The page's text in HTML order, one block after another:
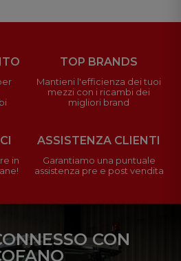
TOP BRANDS
Mantieni l'efficienza dei tuoi
mezzi con i ricambi dei
migliori brand
in
ASSISTENZA CLIENTI
Garantiamo una puntuale
assistenza pre e post vendita
CON